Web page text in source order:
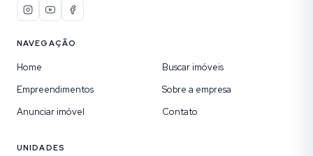
NAVEGAÇÃO
Home
Buscar imóveis
Empreendimentos
Sobre a empresa
Anunciar imóvel
Contato
UNIDADES